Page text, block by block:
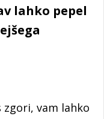
lahko pepel
vam lahko